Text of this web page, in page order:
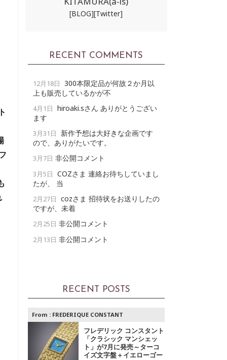
[BLOG][Twitter]
RECENT COMMENTS
12月18日 300本限定品が何故２か月以
上も販売しているかが不
4月1日 hiroaki.sさん ありがとうござい
ます
3月31日
新作予想は大好きな企画です
ので、ありがたいです。
3月7日 非公開コメント
3月5日 COZさま 連絡お待ちしていまし
たが、 当
2月27日 cozさま 招待状をお送りしたの
ですが、未着
2月25日 非公開コメント
2月13日 非公開コメント
RECENT POSTS
From : FREDERIQUE CONSTANT
フレデリック コンスタント
「クラシック マンシェッ
ト」が7月に発売～ターコ
イズ文字盤＋イエローゴー